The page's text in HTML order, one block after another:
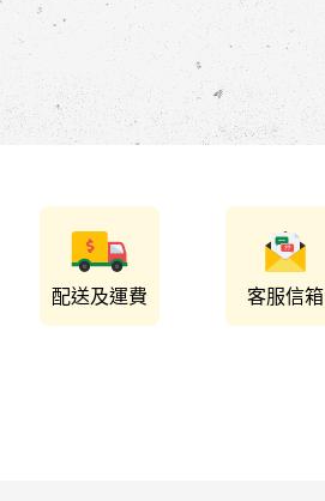
配送及運費 客服信箱